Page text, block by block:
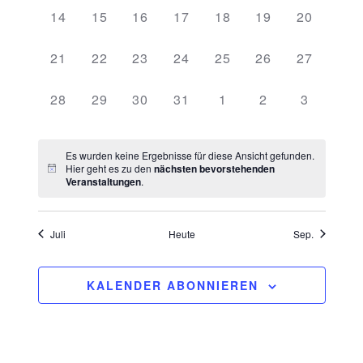
0
14
0
15
0
16
0
17
0
18
0
19
0
20
0
21
0
22
0
23
0
24
0
25
0
26
0
27
0
28
0
29
0
30
0
31
0
1
0
2
0
3
Es wurden keine Ergebnisse für diese Ansicht gefunden.
Hier geht es zu den nächsten bevorstehenden
Veranstaltungen.
Juli Heute Sep.
KALENDER ABONNIEREN